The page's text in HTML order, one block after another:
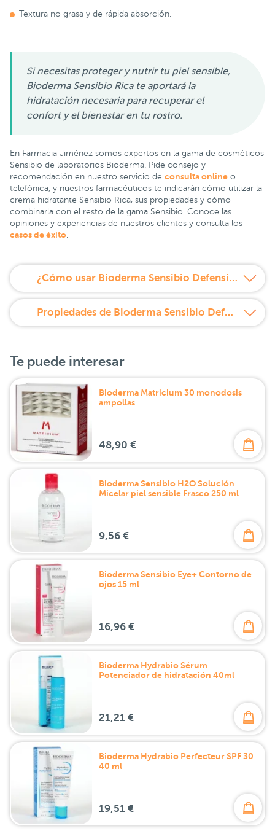
Textura no grasa y de rápida absorción.
Si necesitas proteger y nutrir tu piel sensible,
Bioderma Sensibio Rica te aportará la
hidratación necesaria para recuperar el
confort y el bienestar en tu rostro.
En Farmacia Jiménez somos expertos en la gama de cosméticos
Sensibio de laboratorios Bioderma. Pide consejo y
recomendación en nuestro servicio de consulta online o
telefónica, y nuestros farmacéuticos te indicarán cómo utilizar la
crema hidratante Sensibio Rica, sus propiedades y cómo
combinarla con el resto de la gama Sensibio. Conoce las
opiniones y experiencias de nuestros clientes y consulta los
casos de éxito
¿Cómo usar Bioderma Sensibio Defensive Crema Rica Hidratante 40 ml?
Propiedades de Bioderma Sensibio Defensive Crema Rica Hidratante 40 ml
Te puede interesar
Bioderma Matricium 30 monodosis
ampollas
48,90 €
Bioderma Sensibio H2O Solución
Micelar piel sensible Frasco 250 ml
9,56 €
Bioderma Sensibio Eye+ Contorno de
ojos 15 ml
16,96 €
Bioderma Hydrabio Sérum
Potenciador de hidratación 40ml
21,21 €
Bioderma Hydrabio Perfecteur SPF 30
40 ml
19,51 €